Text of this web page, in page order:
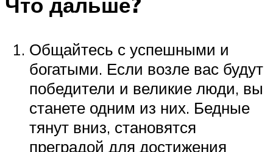
Общайтесь с успешными и
богатыми. Если возле вас будут
победители и великие люди, вы
станете одним из них. Бедные
тянут вниз, становятся
преградой для достижения